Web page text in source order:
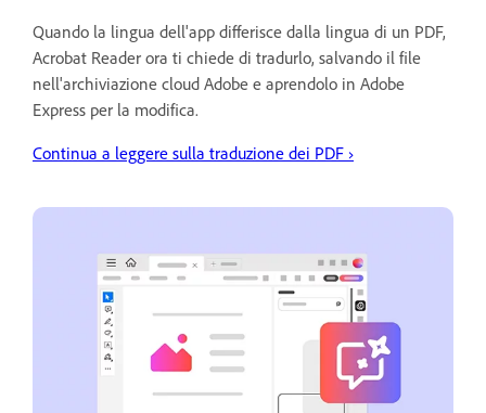
Quando la lingua dell'app differisce dalla lingua di un PDF,
Acrobat Reader ora ti chiede di tradurlo, salvando il file
nell'archiviazione cloud Adobe e aprendolo in Adobe
Express per la modifica.
Continua a leggere sulla traduzione dei PDF ›